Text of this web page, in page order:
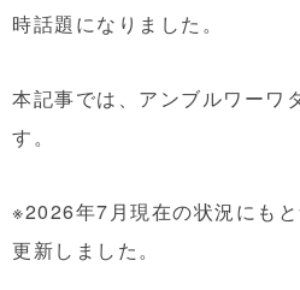
時話題になりました。
本記事では、アンブルワーワ
す。
※2026年7月現在の状況にも
更新しました。